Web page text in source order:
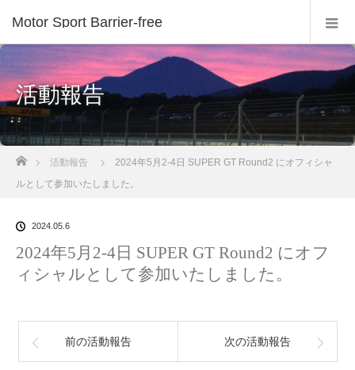
Motor Sport Barrier-free
活動報告
ホーム
活動報告
2024年5月2-4日 SUPER GT Round2 にオフィシャ
ルとして参加いたしました。
2024.05.6
2024年5月2-4日 SUPER GT Round2 にオフ
ィシャルとして参加いたしました。
前の活動報告 次の活動報告